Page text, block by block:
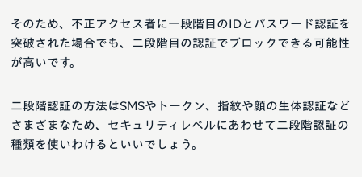
そのため、不正アクセス者に一段階目のIDとパスワード認証を
突破された場合でも、二段階目の認証でブロックできる可能性
が高いです。
二段階認証の方法はSMSやトークン、指紋や顔の生体認証など
さまざまなため、セキュリティレベルにあわせて二段階認証の
種類を使いわけるといいでしょう。